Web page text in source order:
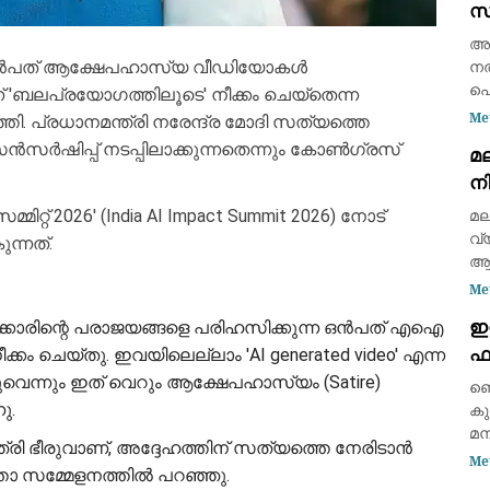
ഒൻപത് ആക്ഷേപഹാസ്യ വീഡിയോകൾ
'ബലപ്രയോഗത്തിലൂടെ' നീക്കം ചെയ്തെന്ന
നരേന്ദ്ര മോദി സത്യത്തെ
നടപ്പിലാക്കുന്നതെന്നും കോൺഗ്രസ്
(India AI Impact Summit 2026) നോട്
പരാജയങ്ങളെ പരിഹസിക്കുന്ന ഒൻപത് എഐ
ചെയ്തു. ഇവയിലെല്ലാം 'AI generated video' എന്ന
ഇത് വെറും ആക്ഷേപഹാസ്യം (Satire)
ഭീരുവാണ്, അദ്ദേഹത്തിന് സത്യത്തെ നേരിടാൻ
സമ്മേളനത്തിൽ പറഞ്ഞു.